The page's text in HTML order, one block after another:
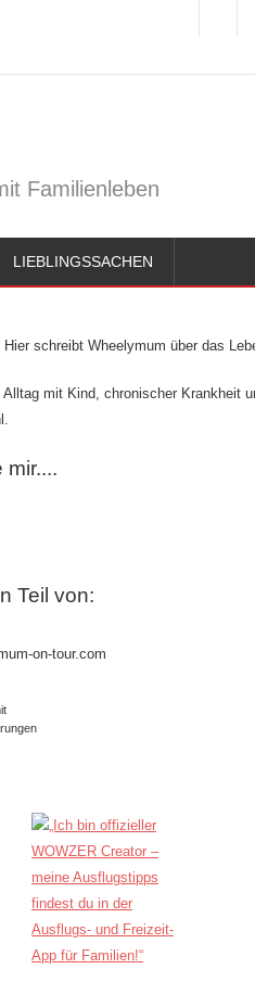
Familienleben
LIEBLINGSSACHEN
Hier schreibt Wheelymum über das
Alltag mit Kind, chronischer Krankheit
mir....
Teil von:
on-tour.com